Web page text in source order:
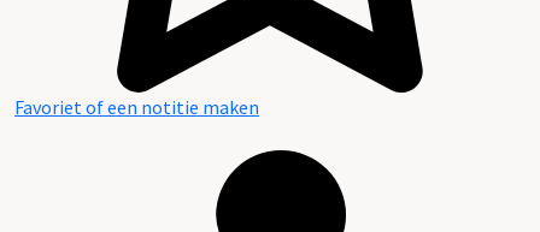
Favoriet of een notitie maken